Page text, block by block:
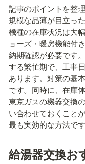
記事のポイントを整
規模な品薄が目立っ
機種の在庫状況は大
ョーズ・暖房機能付
納期確認が必要です
する繁忙期で、工事
あります。対策の基
です。同時に、在庫
東京ガスの機器交換
い合わせておくこと
最も実効的な方法です
給湯器交換お